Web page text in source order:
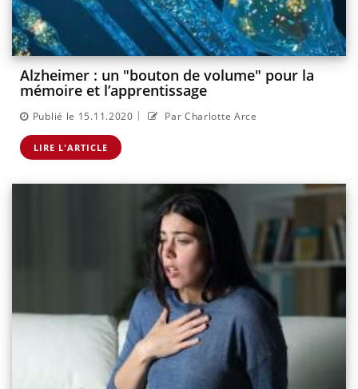
Alzheimer : un "bouton de volume" pour la
mémoire et l’apprentissage
Publié le 15.11.2020 | Par Charlotte Arce
LIRE L'ARTICLE